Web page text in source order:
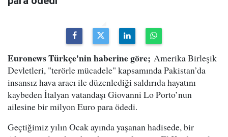
Euronews Türkçe'nin haberine göre; Amerika Birleşik
Devletleri, "terörle mücadele" kapsamında Pakistan’da
insansız hava aracı ile düzenlediği saldırıda hayatını
kaybeden İtalyan vatandaşı Giovanni Lo Porto’nun
ailesine bir milyon Euro para ödedi.
Geçtiğimiz yılın Ocak ayında yaşanan hadisede, bir